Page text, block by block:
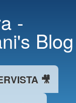
-
Blog
🎥